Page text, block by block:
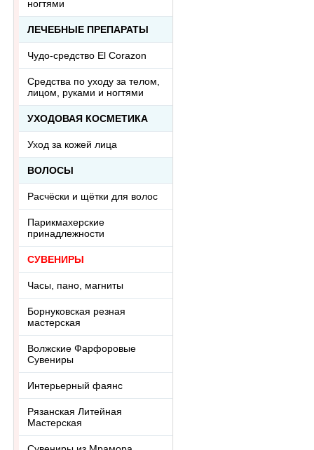
ногтями
ЛЕЧЕБНЫЕ ПРЕПАРАТЫ
Чудо-средство El Corazon
Средства по уходу за телом,
лицом, руками и ногтями
УХОДОВАЯ КОСМЕТИКА
Уход за кожей лица
ВОЛОСЫ
Расчёски и щётки для волос
Парикмахерские
принадлежности
СУВЕНИРЫ
Часы, пано, магниты
Борнуковская резная
мастерская
Волжские Фарфоровые
Сувениры
Интерьерный фаянс
Рязанская Литейная
Мастерская